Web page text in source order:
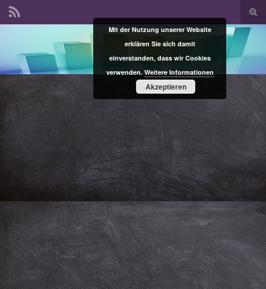
Search for:
Mit der Nutzung unserer Website
erklären Sie sich damit
einverstanden, dass wir Cookies
verwenden. Weitere Informationen
Akzeptieren